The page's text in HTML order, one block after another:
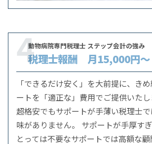
動物病院専門税理士 ステップ会計の強み
4税理士報酬 月15,000円～
「できるだけ安く」を大前提に、き
ートを「適正な」費用でご提供いたし
超格安でもサポートが手薄い税理士
味がありません。 サポートが手厚す
とっては不要なサポートでは高額な